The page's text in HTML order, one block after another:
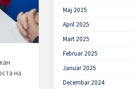
на
Maj 2025
April 2025
Mart 2025
Februar 2025
Januar 2025
Decembar 2024